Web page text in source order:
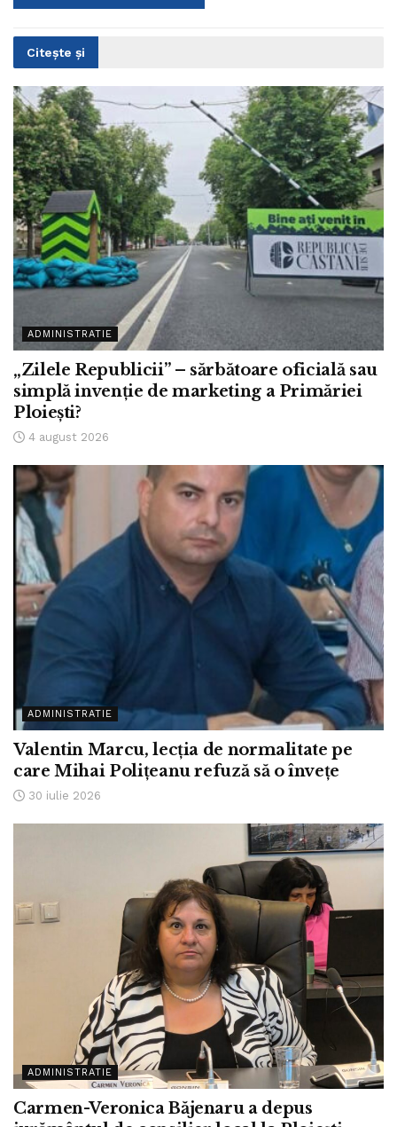
Citește și
ADMINISTRATIE
„Zilele Republicii” – sărbătoare oficială sau
simplă invenție de marketing a Primăriei
Ploiești?
4 august 2026
ADMINISTRATIE
Valentin Marcu, lecția de normalitate pe
care Mihai Polițeanu refuză să o învețe
30 iulie 2026
ADMINISTRATIE
Carmen-Veronica Băjenaru a depus